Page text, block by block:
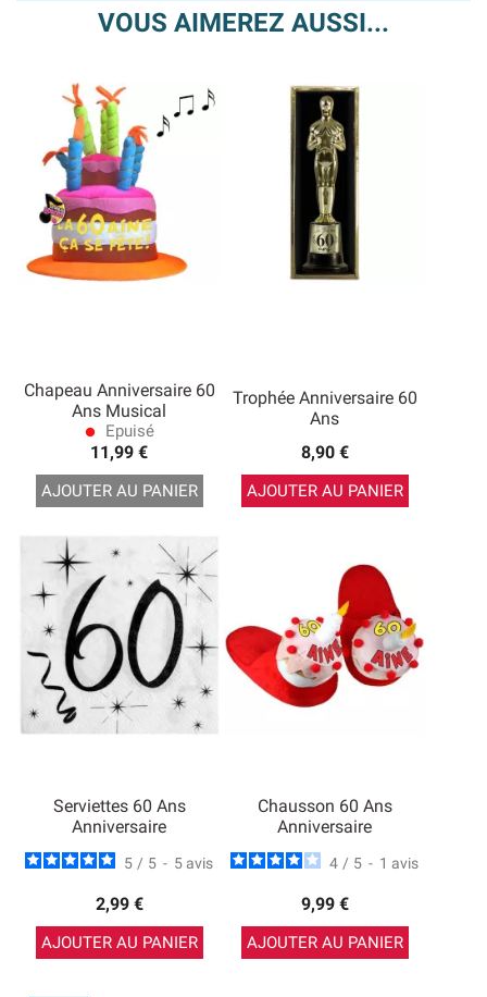
VOUS AIMEREZ AUSSI...
Chapeau Anniversaire 60
Ans Musical
lens Epuisé
11,99 €
AJOUTER AU PANIER
Trophée Anniversaire 60
Ans
8,90 €
AJOUTER AU PANIER
Serviettes 60 Ans
Anniversaire
5 / 5 - 5 avis
2,99 €
AJOUTER AU PANIER
Chausson 60 Ans
Anniversaire
4 / 5 - 1 avis
9,99 €
AJOUTER AU PANIER